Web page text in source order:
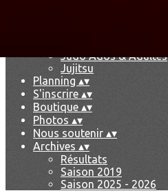
Judo Ados & Adultes
Jujitsu
Planning ▴▾
S'inscrire ▴▾
Boutique ▴▾
Photos ▴▾
Nous soutenir ▴▾
Archives ▴▾
Résultats
Saison 2019
Saison 2025 - 2026